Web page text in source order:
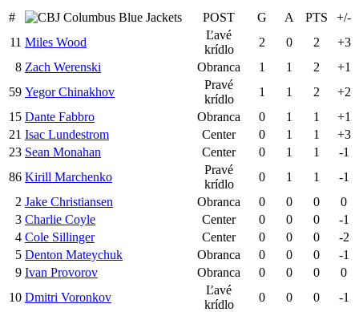
# Columbus Blue Jackets POST G A PTS
+/-
11 Miles Wood
Ľavé
krídlo
2 0 2
+3
8 Zach Werenski Obranca 1 1 2
+1
59 Yegor Chinakhov
Pravé
krídlo
1 1 2
+2
15 Dante Fabbro Obranca 0 1 1
+1
21 Isac Lundestrom Center 0 1 1
+3
23 Sean Monahan Center 0 1 1
-1
86 Kirill Marchenko
Pravé
krídlo
0 1 1
-1
2 Jake Christiansen Obranca 0 0 0
0
3 Charlie Coyle Center 0 0 0
-1
4 Cole Sillinger Center 0 0 0
-2
5 Denton Mateychuk Obranca 0 0 0
-1
9 Ivan Provorov Obranca 0 0 0
0
10 Dmitri Voronkov
Ľavé
krídlo
0 0 0
-1